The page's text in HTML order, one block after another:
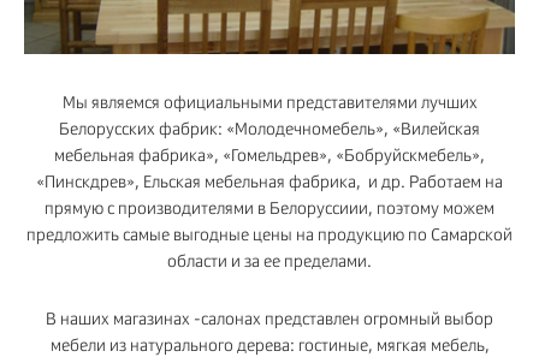
Мы являемся официальными представителями лучших
Белорусских фабрик: «Молодечномебель», «Вилейская
мебельная фабрика», «Гомельдрев», «Бобруйскмебель»,
«Пинскдрев», Ельская мебельная фабрика, и др. Работаем на
прямую с производителями в Белоруссиии, поэтому можем
предложить самые выгодные цены на продукцию по Самарской
области и за ее пределами.
В наших магазинах -салонах представлен огромный выбор
мебели из натурального дерева: гостиные, мягкая мебель,